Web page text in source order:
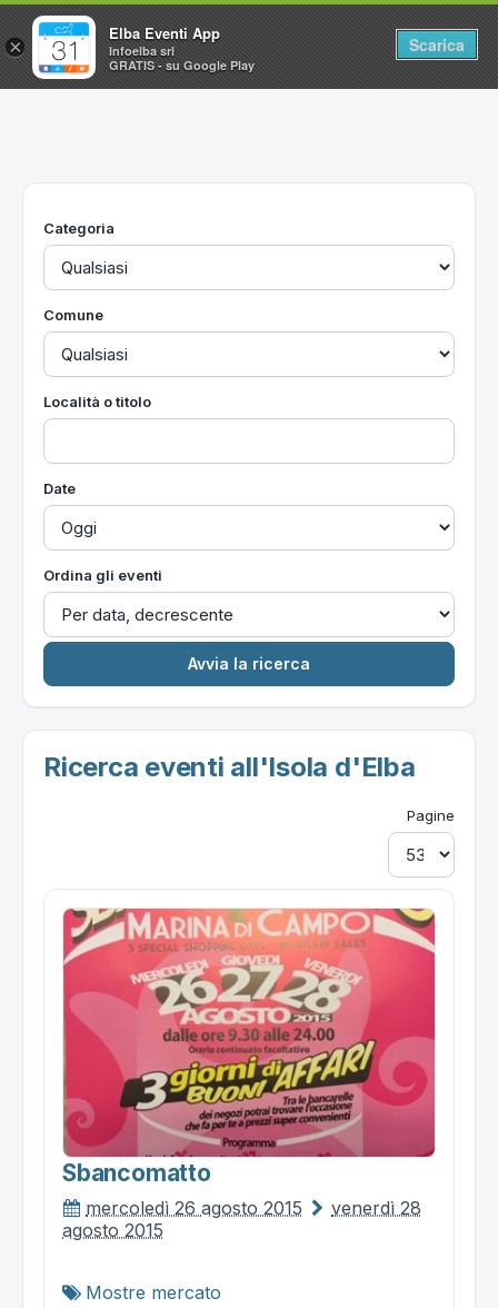
Home
Utilità
Categoria
Comune
Località o titolo
Date
Ordina gli eventi
Ricerca eventi all'Isola d'Elba
Pagine
Sbancomatto
mercoledì 26 agosto 2015
venerdì 28
agosto 2015
Mostre mercato
×
Elba Eventi App
Infoelba srl
GRATIS - su Google Play
Scarica